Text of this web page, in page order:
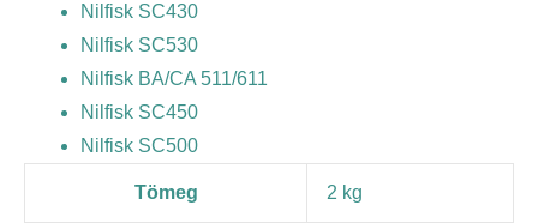
Nilfisk SC430
Nilfisk SC530
Nilfisk BA/CA 511/611
Nilfisk SC450
Nilfisk SC500
Tömeg 2 kg